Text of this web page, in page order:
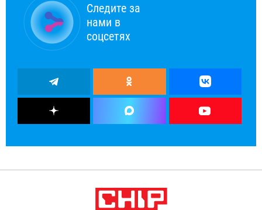
Следите за
нами в
соцсетях